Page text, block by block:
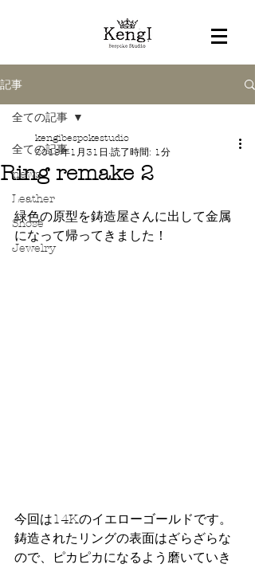
記事
全ての記事
news
Leather
Shose
Jewelry
全ての記事
Ring remake 2
kengibespokestudio
2019年1月31日 読了時間: 1分
緑色の原型を鋳造屋さんに出して金属
になって帰ってきました！
今回は14Kのイエローゴールドです。
鋳造されたリングの表面はざらざらな
ので、ピカピカになるよう磨いていき